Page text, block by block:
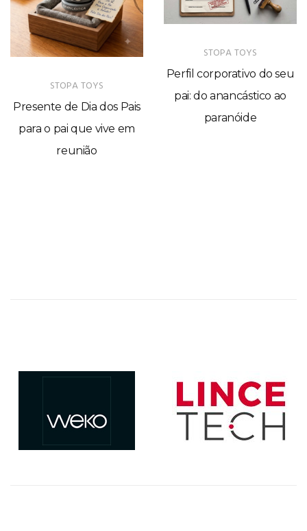
STOPA TOYS
Presente de Dia dos Pais
para o pai que vive em
reunião
STOPA TOYS
Perfil corporativo do seu
pai: do anancástico ao
paranóide